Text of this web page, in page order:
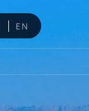
EN